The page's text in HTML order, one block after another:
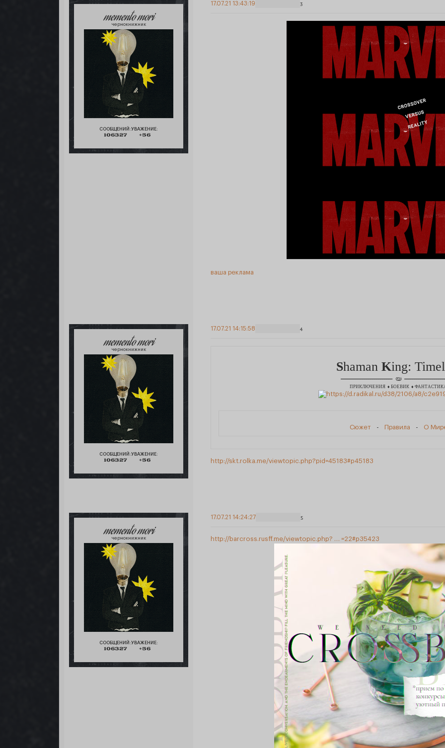
memento mori
чернокнижник
СООБЩЕНИЙ:
106327
УВАЖЕНИЕ:
+56
3
17.07.21 13:43:19
ваша реклама
memento mori
чернокнижник
СООБЩЕНИЙ:
106327
УВАЖЕНИЕ:
+56
4
17.07.21 14:15:58
Shaman King:
യ
ПРИКЛЮЧЕНИЯ ♦ БОЕВИК ♦
Сюжет - Правила - О
http://skt.rolka.me/viewtopic.php?pid=45183#p45183
memento mori
чернокнижник
СООБЩЕНИЙ:
106327
УВАЖЕНИЕ:
+56
5
17.07.21 14:24:27
http://barcross.rusff.me/viewtopic.php? … =22#p35423